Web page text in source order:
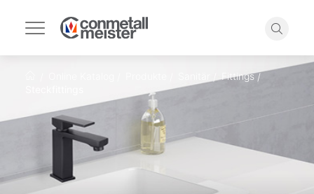
Navigation
umschalten
Suche
Fittings